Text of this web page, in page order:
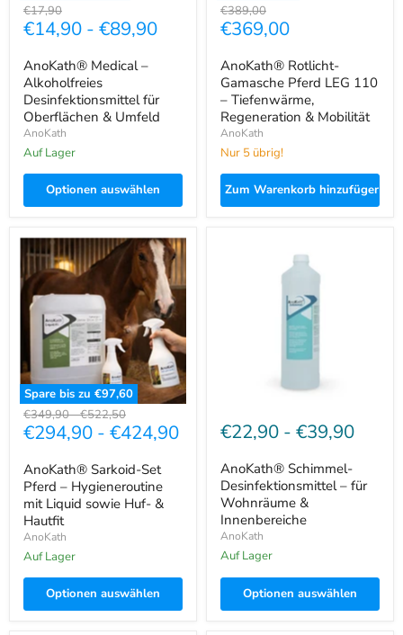
Ursprünglicher
Preis
€17,90
€14,90 - €89,90
AnoKath® Medical –
Alkoholfreies
Desinfektionsmittel für
Oberflächen & Umfeld
AnoKath
Auf Lager
Optionen auswählen
Ursprünglicher
Preis
€389,00
Aktueller
€369,00
AnoKath® Rotlicht-
Gamasche Pferd LEG 110
– Tiefenwärme,
Regeneration & Mobilität
AnoKath
Nur 5 übrig!
Zum Warenkorb hinzufügen
Spare bis zu €97,60
AnoKath®
Sarkoid-
Set
Pferd
Hygieneroutine
Liquid
sowie
Huf-
&
Hautfit
Ursprünglicher
Preis
€349,90-Ursprünglicher
Preis
€522,50
€294,90 - €424,90
AnoKath® Sarkoid-Set
Pferd – Hygieneroutine
mit Liquid sowie Huf- &
Hautfit
AnoKath
Auf Lager
Optionen auswählen
Desinfektionsmittel
€22,90 - €39,90
AnoKath® Schimmel-
Desinfektionsmittel – für
Wohnräume &
Innenbereiche
AnoKath
Auf Lager
Optionen auswählen